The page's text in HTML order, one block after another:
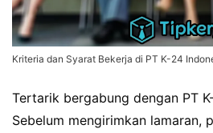
Kriteria dan Syarat Bekerja di PT K-24
Tertarik bergabung dengan PT
Sebelum mengirimkan lamaran,